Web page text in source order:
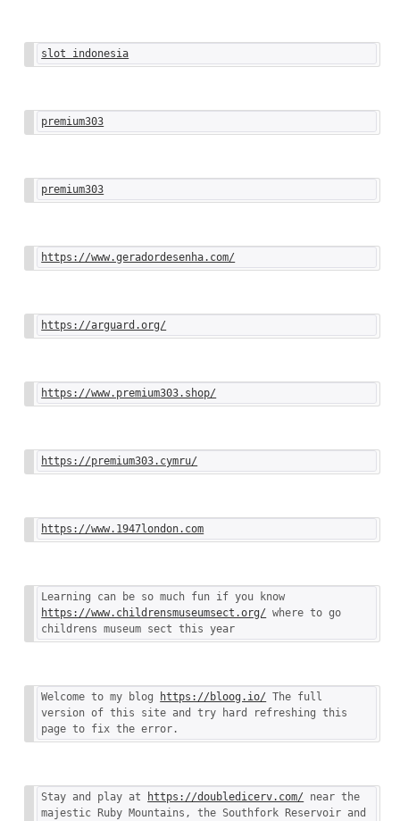
slot indonesia
premium303
premium303
https://www.geradordesenha.com/
https://arguard.org/
https://www.premium303.shop/
https://premium303.cymru/
https://www.1947london.com
https://www.childrensmuseumsect.org/ where to go
childrens museum sect this year
Welcome to my blog https://bloog.io/ The full
version of this site and try hard refreshing this
page to fix the error.
Stay and play at https://doubledicerv.com/ near the
majestic Ruby Mountains, the Southfork Reservoir and